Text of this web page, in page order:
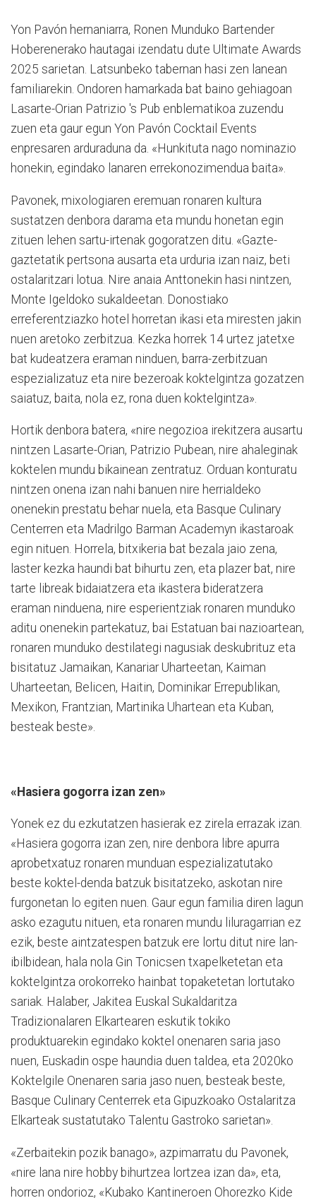
Yon Pavón hernaniarra, Ronen Munduko Bartender
Hoberenerako hautagai izendatu dute Ultimate Awards
2025 sarietan. Latsunbeko tabernan hasi zen lanean
familiarekin. Ondoren hamarkada bat baino gehiagoan
Lasarte-Orian Patrizio 's Pub enblematikoa zuzendu
zuen eta gaur egun Yon Pavón Cocktail Events
enpresaren arduraduna da. «Hunkituta nago nominazio
honekin, egindako lanaren errekonozimendua baita».
Pavonek, mixologiaren eremuan ronaren kultura
sustatzen denbora darama eta mundu honetan egin
zituen lehen sartu-irtenak gogoratzen ditu. «Gazte-
gaztetatik pertsona ausarta eta urduria izan naiz, beti
ostalaritzari lotua. Nire anaia Anttonekin hasi nintzen,
Monte Igeldoko sukaldeetan. Donostiako
erreferentziazko hotel horretan ikasi eta miresten jakin
nuen aretoko zerbitzua. Kezka horrek 14 urtez jatetxe
bat kudeatzera eraman ninduen, barra-zerbitzuan
espezializatuz eta nire bezeroak koktelgintza gozatzen
saiatuz, baita, nola ez, rona duen koktelgintza».
Hortik denbora batera, «nire negozioa irekitzera ausartu
nintzen Lasarte-Orian, Patrizio Pubean, nire ahaleginak
koktelen mundu bikainean zentratuz. Orduan konturatu
nintzen onena izan nahi banuen nire herrialdeko
onenekin prestatu behar nuela, eta Basque Culinary
Centerren eta Madrilgo Barman Academyn ikastaroak
egin nituen. Horrela, bitxikeria bat bezala jaio zena,
laster kezka haundi bat bihurtu zen, eta plazer bat, nire
tarte libreak bidaiatzera eta ikastera bideratzera
eraman ninduena, nire esperientziak ronaren munduko
aditu onenekin partekatuz, bai Estatuan bai nazioartean,
ronaren munduko destilategi nagusiak deskubrituz eta
bisitatuz Jamaikan, Kanariar Uharteetan, Kaiman
Uharteetan, Belicen, Haitin, Dominikar Errepublikan,
Mexikon, Frantzian, Martinika Uhartean eta Kuban,
besteak beste».
«Hasiera gogorra izan zen»
Yonek ez du ezkutatzen hasierak ez zirela errazak izan.
«Hasiera gogorra izan zen, nire denbora libre apurra
aprobetxatuz ronaren munduan espezializatutako
beste koktel-denda batzuk bisitatzeko, askotan nire
furgonetan lo egiten nuen. Gaur egun familia diren lagun
asko ezagutu nituen, eta ronaren mundu liluragarrian ez
ezik, beste aintzatespen batzuk ere lortu ditut nire lan-
ibilbidean, hala nola Gin Tonicsen txapelketetan eta
koktelgintza orokorreko hainbat topaketetan lortutako
sariak. Halaber, Jakitea Euskal Sukaldaritza
Tradizionalaren Elkartearen eskutik tokiko
produktuarekin egindako koktel onenaren saria jaso
nuen, Euskadin ospe haundia duen taldea, eta 2020ko
Koktelgile Onenaren saria jaso nuen, besteak beste,
Basque Culinary Centerrek eta Gipuzkoako Ostalaritza
Elkarteak sustatutako Talentu Gastroko sarietan».
«Zerbaitekin pozik banago», azpimarratu du Pavonek,
«nire lana nire hobby bihurtzea lortzea izan da», eta,
horren ondorioz, «Kubako Kantineroen Ohorezko Kide